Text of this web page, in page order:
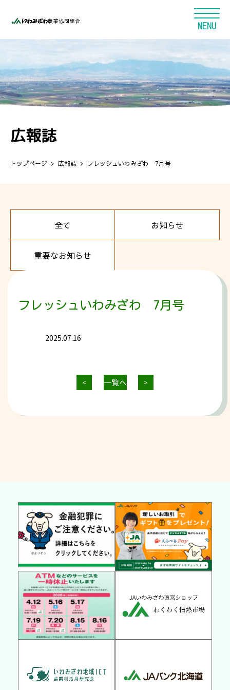
広報誌
トップページ 広報誌 フレッシュいわみざわ 7月号
全て お知らせ
重要なお知らせ
フレッシュいわみざわ 7月号
2025.07.16
< 一覧へ >